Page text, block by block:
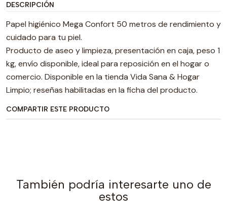
DESCRIPCIÓN
Papel higiénico Mega Confort 50 metros de rendimiento y
cuidado para tu piel.
Producto de aseo y limpieza, presentación en caja, peso 1
kg, envío disponible, ideal para reposición en el hogar o
comercio. Disponible en la tienda Vida Sana & Hogar
Limpio; reseñas habilitadas en la ficha del producto.
COMPARTIR ESTE PRODUCTO
También podría interesarte uno de
estos